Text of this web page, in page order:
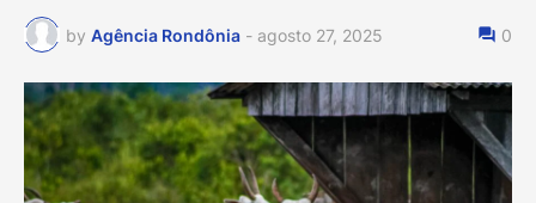
by Agência Rondônia - agosto 27, 2025 0